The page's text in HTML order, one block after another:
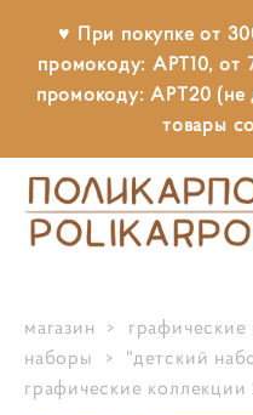
♥ При покупке от
промокоду: АРТ10, от
промокоду: АРТ20 (не
товары
магазин >
наборы
>
"детский
графические коллекции